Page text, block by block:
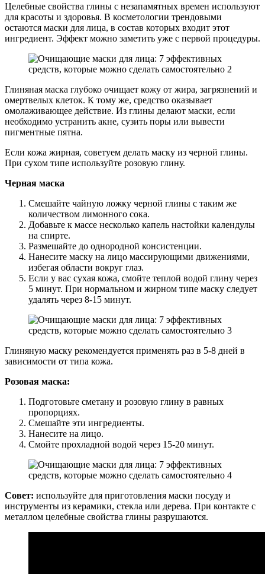
Целебные свойства глины с незапамятных времен используют
для красоты и здоровья. В косметологии трендовыми
остаются маски для лица, в состав которых входит этот
ингредиент. Эффект можно заметить уже с первой процедуры.
Глиняная маска глубоко очищает кожу от жира, загрязнений и
омертвелых клеток. К тому же, средство оказывает
омолаживающее действие. Из глины делают маски, если
необходимо устранить акне, сузить поры или вывести
пигментные пятна.
Если кожа жирная, советуем делать маску из черной глины.
При сухом типе используйте розовую глину.
Черная маска
Смешайте чайную ложку черной глины с таким же
количеством лимонного сока.
Добавьте к массе несколько капель настойки календулы
на спирте.
Размешайте до однородной консистенции.
Нанесите маску на лицо массирующими движениями,
избегая области вокруг глаз.
Если у вас сухая кожа, смойте теплой водой глину через
5 минут. При нормальном и жирном типе маску следует
удалять через 8-15 минут.
Глиняную маску рекомендуется применять раз в 5-8 дней в
зависимости от типа кожа.
Розовая маска:
Подготовьте сметану и розовую глину в равных
пропорциях.
Смешайте эти ингредиенты.
Нанесите на лицо.
Смойте прохладной водой через 15-20 минут.
Совет: используйте для приготовления маски посуду и
инструменты из керамики, стекла или дерева. При контакте с
металлом целебные свойства глины разрушаются.